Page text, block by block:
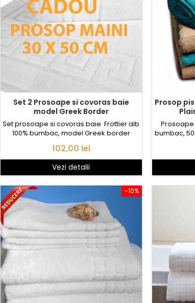
Set 2 Prosoape si covoras baie
model Greek Border
Set prosoape si covoras baie Frottier alb
100% bumbac, model Greek border
Pret
102,00 lei
Vezi detalii
Prosop
Prosoape
bumbac,
-10%